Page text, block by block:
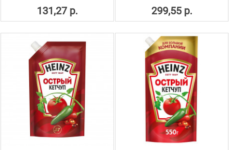
131,27 р. 299,55 р.